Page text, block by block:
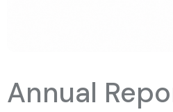
Annual